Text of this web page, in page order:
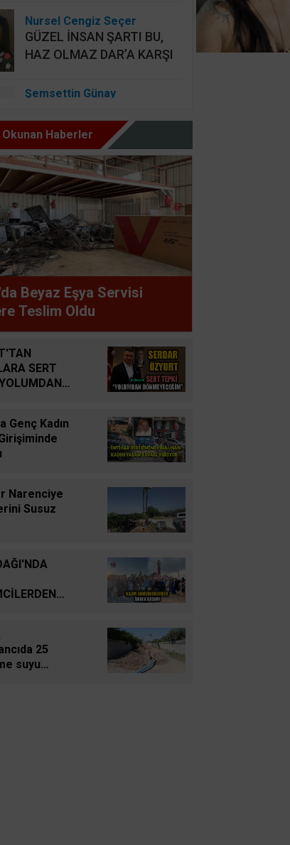
Nursel Cengiz Seçer
GÜZEL İNSAN ŞARTI BU,
HAZ OLMAZ DAR’A KARŞI
Şemsettin Günay
YAPILAN ANLAŞMALARI
Osman Onbaşıgil
ALLAH SEVGİSİ OLAN
YERDE İYİLİK ve FAZİLET
OLUR
Süleyman GÖKSU
Zaferler Ayı Ağustos
AYNI ENKAZIN TOZUNU
YUTTUK...
İsmail Cingöz
Yarım Kalan Stratejik
Hayallerden Küresel
Savunma Sanayiinin
Tarihsel Yolculuğu
Enerji Jeopolitiğinde Yeni
Bir Dönem: Kerkük’ten
Ceyhan’a Stratejik
Ahmet Süreyya DURNA
SARAYKENT’TE ŞİİR
Okunan Haberler
Beyaz Eşya Servisi
Teslim Oldu
SERT
Genç Kadın
Narenciye
Susuz
25
suyu